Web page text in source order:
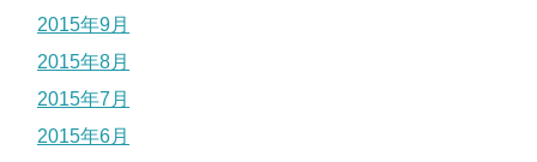
2015年9月
2015年8月
2015年7月
2015年6月